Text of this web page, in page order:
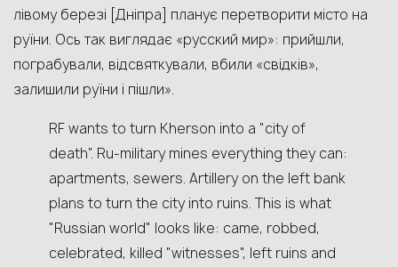
лівому березі [Дніпра] планує перетворити місто на
руїни. Ось так виглядає «русский мир»: прийшли,
пограбували, відсвяткували, вбили «свідків»,
залишили руїни і пішли».
RF wants to turn Kherson into a "city of
death". Ru-military mines everything they can:
apartments, sewers. Artillery on the left bank
plans to turn the city into ruins. This is what
"Russian world" looks like: came, robbed,
celebrated, killed "witnesses", left ruins and